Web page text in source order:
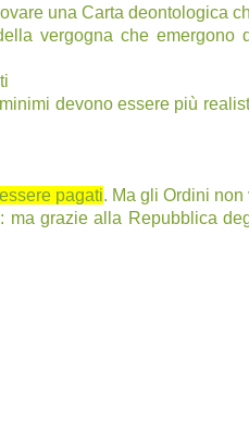
una Carta deontologica
vergogna che emergono
devono essere più
pagati. Ma gli Ordini
: ma grazie alla Repubblica